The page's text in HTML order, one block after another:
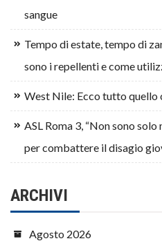
sangue
Tempo di estate, tempo di
sono i repellenti e come
West Nile: Ecco tutto quello
ASL Roma 3, “Non sono
per combattere il disagio
ARCHIVI
Agosto 2026